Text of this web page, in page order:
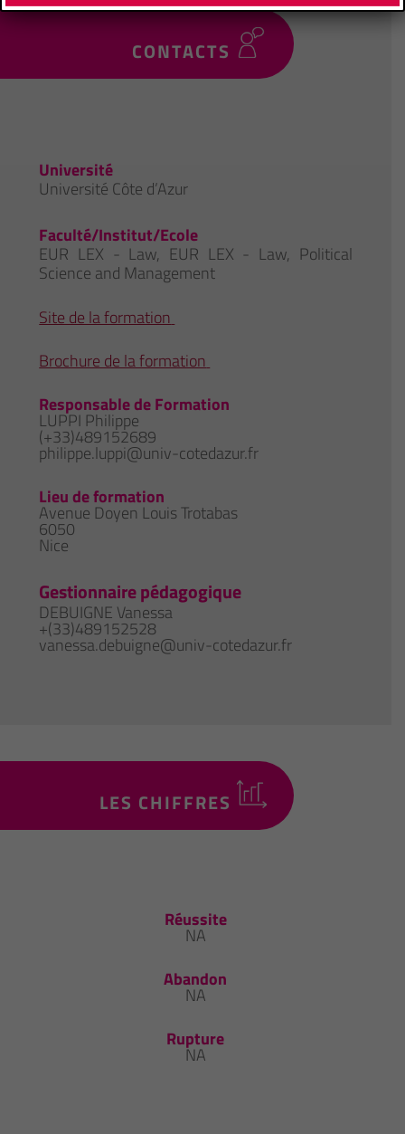
CONTACTS
Université
Université Côte d’Azur
Faculté/Institut/Ecole
EUR LEX - Law, EUR LEX - Law, Political
Science and Management
Site de la formation
Brochure de la formation
Responsable de Formation
LUPPI Philippe
(+33)489152689
philippe.luppi@univ-cotedazur.fr
Lieu de formation
Avenue Doyen Louis Trotabas
6050
Nice
Gestionnaire pédagogique
DEBUIGNE Vanessa
+(33)489152528
vanessa.debuigne@univ-cotedazur.fr
LES CHIFFRES
Réussite
NA
Abandon
NA
Rupture
NA